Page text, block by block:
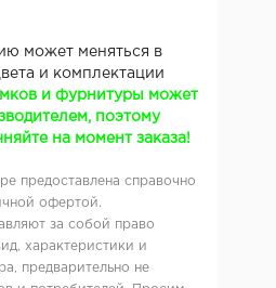
может меняться в
и комплектации
и фурнитуры может
поэтому
на момент заказа!
предоставлена справочно
офертой.
за собой право
характеристики и
предварительно не